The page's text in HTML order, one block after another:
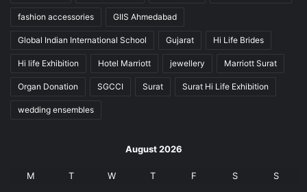
fashion accessories GIIS Ahmedabad
Global Indian International School Gujarat Hi Life Brides
Hi life Exhibition Hotel Marriott jewellery Marriott Surat
Organ Donation SGCCI Surat Surat Hi Life Exhibition
wedding ensembles
August 2026
M T W T F S S